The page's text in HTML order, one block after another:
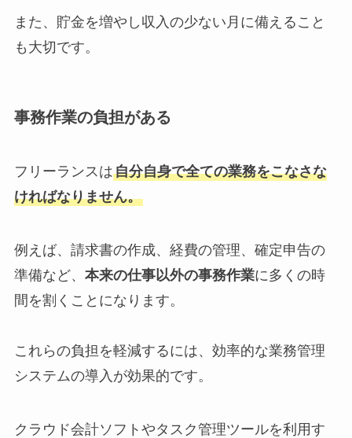
また、貯金を増やし収入の少ない月に備えること
も大切です。
事務作業の負担がある
フリーランスは自分自身で全ての業務をこなさな
ければなりません。
例えば、請求書の作成、経費の管理、確定申告の
準備など、 本来の仕事以外の事務作業に多くの時
間を割くことになります。
これらの負担を軽減するには、効率的な業務管理
システムの導入が効果的です。
クラウド会計ソフトやタスク管理ツールを利用す